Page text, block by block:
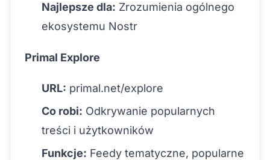
Najlepsze dla: Zrozumienia ogólnego
ekosystemu Nostr
Primal Explore
URL: primal.net/explore
Co robi: Odkrywanie popularnych
treści i użytkowników
Funkcje: Feedy tematyczne, popularne